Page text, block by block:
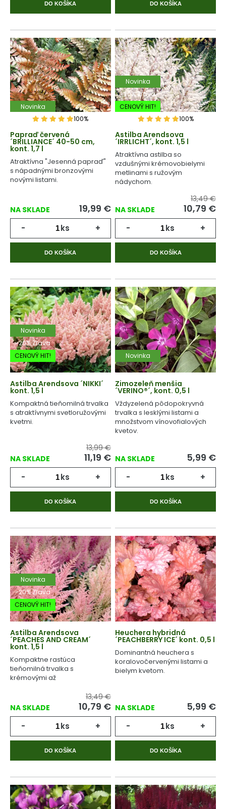
DO KOŠÍKA DO KOŠÍKA
Novinka
100%
Papraď červená
´BRILLIANCE´ 40-50 cm,
kont. 1,7 l
Atraktívna "Jesenná papraď"
s nápadnými bronzovými
novými listami.
NA SKLADE 19,99 €
- ks +
DO KOŠÍKA
Novinka
-20% Zľava
CENOVÝ HIT!
100%
Astilba Arendsova
´IRRLICHT´, kont. 1,5 l
Atraktívna astilba so
vzdušnými krémovobielymi
metlinami s ružovým
nádychom.
NA SKLADE
13,49 €
10,79 €
- ks +
DO KOŠÍKA
Novinka
-20% Zľava
CENOVÝ HIT!
Astilba Arendsova ´NIKKI´
kont. 1,5 l
Kompaktná tieňomilná trvalka
s atraktívnymi svetloružovými
kvetmi.
NA SKLADE
13,99 €
11,19 €
- ks +
DO KOŠÍKA
Novinka
Zimozeleň menšia
´VERINO®´, kont. 0,5 l
Vždyzelená pôdopokryvná
trvalka s lesklými listami a
množstvom vínovofialových
kvetov.
NA SKLADE 5,99 €
- ks +
DO KOŠÍKA
Novinka
-20% Zľava
CENOVÝ HIT!
Astilba Arendsova
´PEACHES AND CREAM´
kont. 1,5 l
Kompaktne rastúca
tieňomilná trvalka s
krémovými až
NA SKLADE
13,49 €
10,79 €
- ks +
DO KOŠÍKA
Heuchera hybridná
´PEACHBERRY ICE´ kont. 0,5 l
Dominantná heuchera s
koralovočervenými listami a
bielym kvetom.
NA SKLADE 5,99 €
- ks +
DO KOŠÍKA